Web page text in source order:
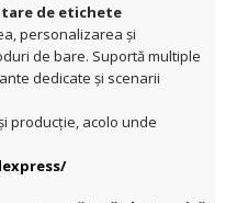
de etichete
personalizarea și
de bare. Suportă multiple
dedicate și scenarii
producție, acolo unde